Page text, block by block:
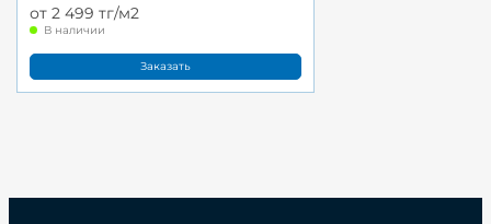
от 2 499 тг/м2
В наличии
Заказать